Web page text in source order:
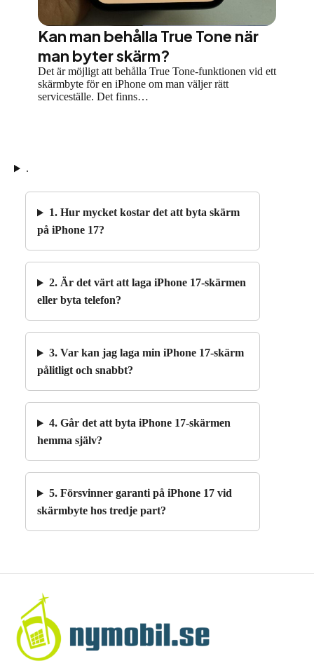
Kan man behålla True Tone när
man byter skärm?
Det är möjligt att behålla True Tone-funktionen vid ett
skärmbyte för en iPhone om man väljer rätt
serviceställe. Det finns…
.
1. Hur mycket kostar det att byta skärm
på iPhone 17?
2. Är det värt att laga iPhone 17-skärmen
eller byta telefon?
3. Var kan jag laga min iPhone 17-skärm
pålitligt och snabbt?
4. Går det att byta iPhone 17-skärmen
hemma själv?
5. Försvinner garanti på iPhone 17 vid
skärmbyte hos tredje part?